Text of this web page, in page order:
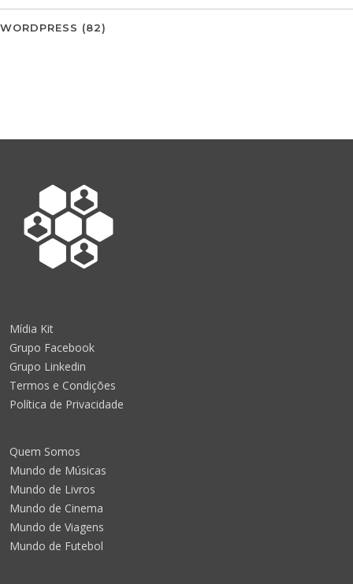
WORDPRESS (82)
Mídia Kit
Grupo Facebook
Grupo Linkedin
Termos e Condições
Política de Privacidade
Quem Somos
Mundo de Músicas
Mundo de Livros
Mundo de Cinema
Mundo de Viagens
Mundo de Futebol